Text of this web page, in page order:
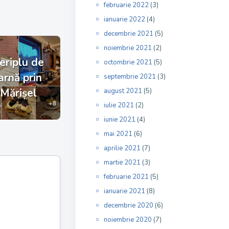
de
prin
Mărișel
februarie 2022 (3)
ianuarie 2022 (4)
decembrie 2021 (5)
noiembrie 2021 (2)
octombrie 2021 (5)
septembrie 2021 (3)
august 2021 (5)
iulie 2021 (2)
iunie 2021 (4)
mai 2021 (6)
aprilie 2021 (7)
martie 2021 (3)
februarie 2021 (5)
ianuarie 2021 (8)
decembrie 2020 (6)
noiembrie 2020 (7)